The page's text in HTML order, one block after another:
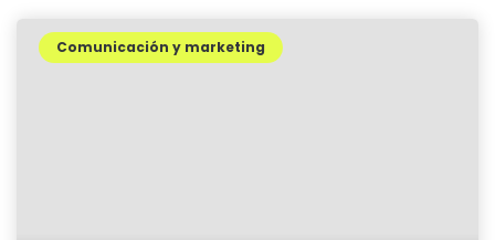
Comunicación y marketing